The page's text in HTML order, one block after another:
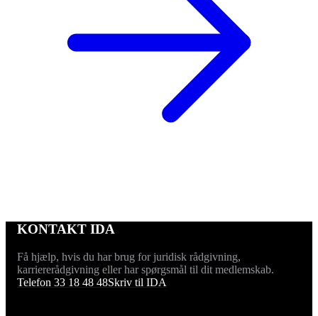
KONTAKT IDA
Få hjælp, hvis du har brug for juridisk rådgivning,
karriererådgivning eller har spørgsmål til dit medlemskab.
Telefon 33 18 48 48Skriv til IDA